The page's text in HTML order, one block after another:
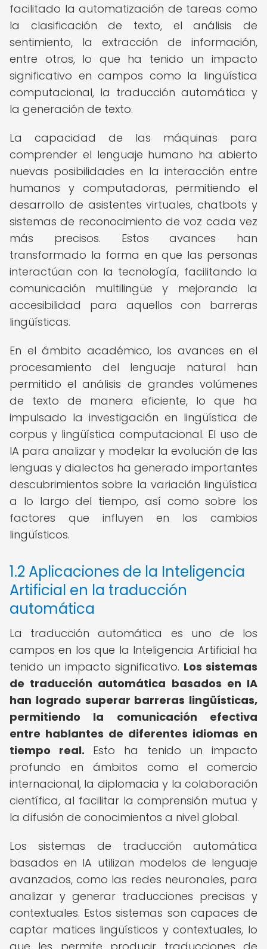
facilitado la automatización de tareas como
la clasificación de texto, el análisis de
sentimiento, la extracción de información,
entre otros, lo que ha tenido un impacto
significativo en campos como la lingüística
computacional, la traducción automática y
la generación de texto.
La capacidad de las máquinas para
comprender el lenguaje humano ha abierto
nuevas posibilidades en la interacción entre
humanos y computadoras, permitiendo el
desarrollo de asistentes virtuales, chatbots y
sistemas de reconocimiento de voz cada vez
más precisos. Estos avances han
transformado la forma en que las personas
interactúan con la tecnología, facilitando la
comunicación multilingüe y mejorando la
accesibilidad para aquellos con barreras
lingüísticas.
En el ámbito académico, los avances en el
procesamiento del lenguaje natural han
permitido el análisis de grandes volúmenes
de texto de manera eficiente, lo que ha
impulsado la investigación en lingüística de
corpus y lingüística computacional. El uso de
IA para analizar y modelar la evolución de las
lenguas y dialectos ha generado importantes
descubrimientos sobre la variación lingüística
a lo largo del tiempo, así como sobre los
factores que influyen en los cambios
lingüísticos.
1.2 Aplicaciones de la Inteligencia
Artificial en la traducción
automática
La traducción automática es uno de los
campos en los que la Inteligencia Artificial ha
tenido un impacto significativo. Los sistemas
de traducción automática basados en IA
han logrado superar barreras lingüísticas,
permitiendo la comunicación efectiva
entre hablantes de diferentes idiomas en
tiempo real. Esto ha tenido un impacto
profundo en ámbitos como el comercio
internacional, la diplomacia y la colaboración
científica, al facilitar la comprensión mutua y
la difusión de conocimientos a nivel global.
Los sistemas de traducción automática
basados en IA utilizan modelos de lenguaje
avanzados, como las redes neuronales, para
analizar y generar traducciones precisas y
contextuales. Estos sistemas son capaces de
captar matices lingüísticos y contextuales, lo